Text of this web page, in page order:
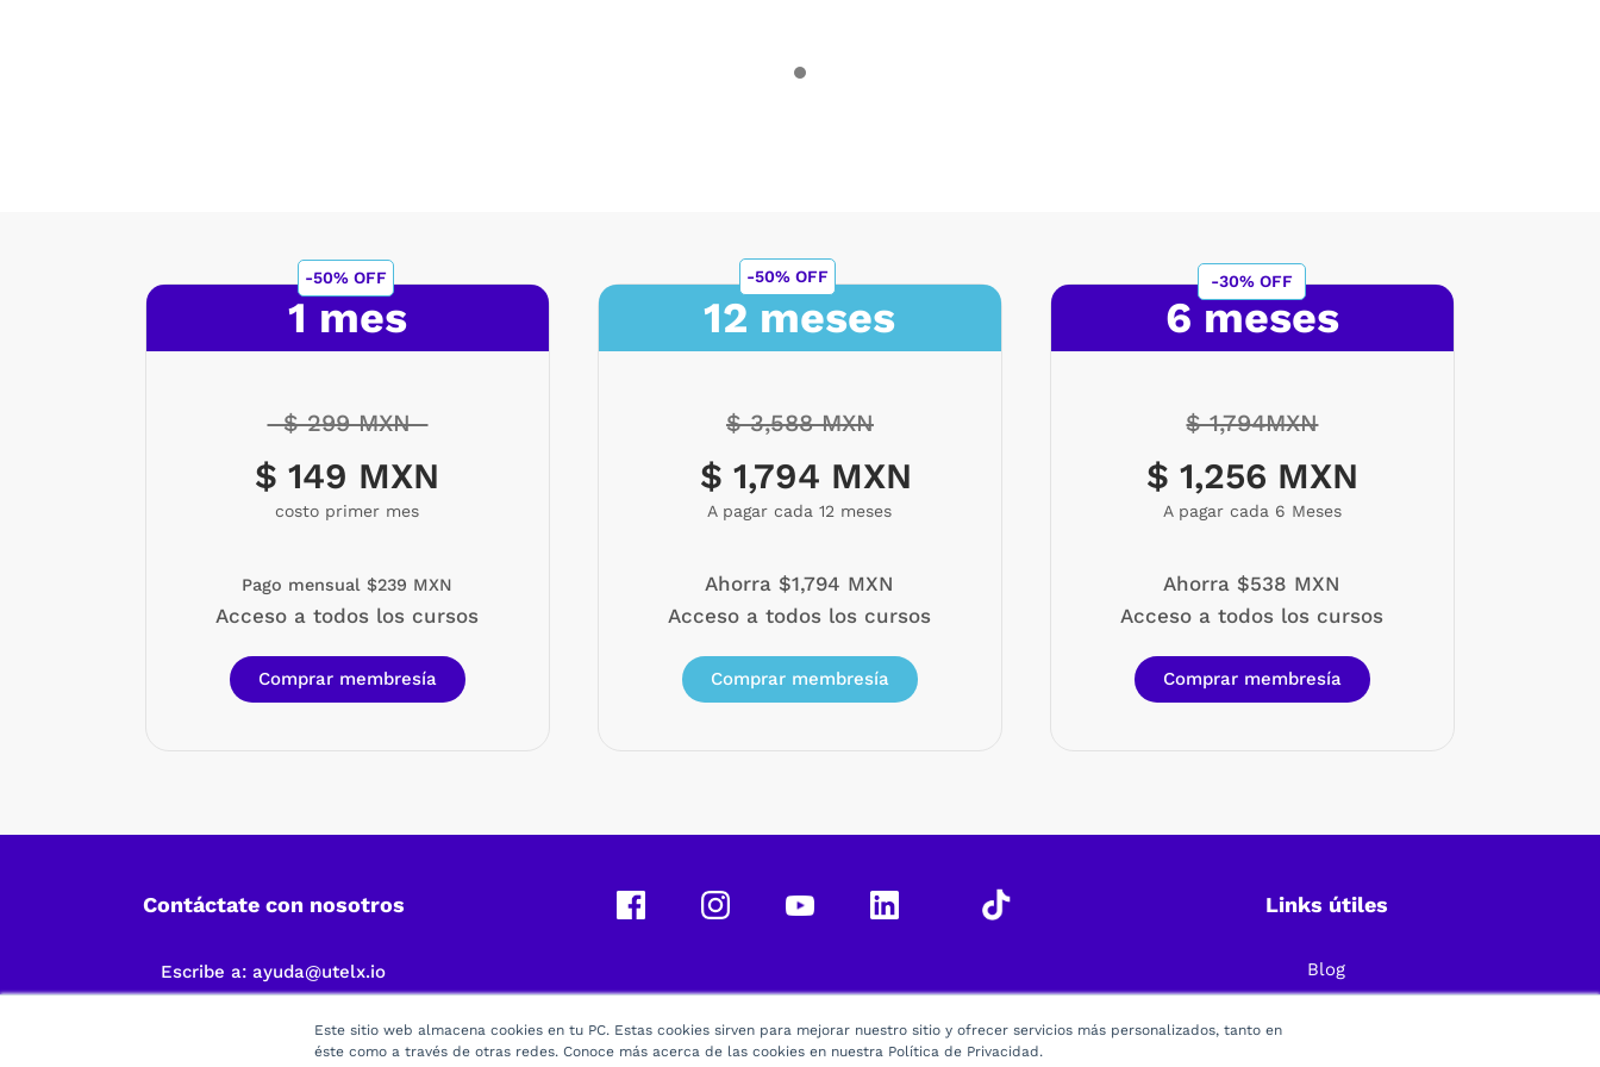
Este sitio web almacena cookies en tu PC. Estas cookies sirven para mejorar nuestro sitio y ofrecer servicios más personalizados, tanto en
éste como a través de otras redes. Conoce más acerca de las cookies en nuestra Política de Privacidad.
1 mes
$ 299 MXN
$ 149 MXN
costo primer mes
Pago mensual $239 MXN
Acceso a todos los cursos
Comprar membresía
-50% OFF -30% OFF
-50% OFF
12 meses
$ 3,588 MXN
$ 1,794 MXN
A pagar cada 12 meses
Ahorra $1,794 MXN
Acceso a todos los cursos
Comprar membresía
6 meses
$ 1,794MXN
$ 1,256 MXN
A pagar cada 6 Meses
Ahorra $538 MXN
Acceso a todos los cursos
Comprar membresía
Contáctate con nosotros
Escribe a:ayuda@utelx.io
Links útiles
Blog
Preguntas Frecuentes
Política de Privacidad